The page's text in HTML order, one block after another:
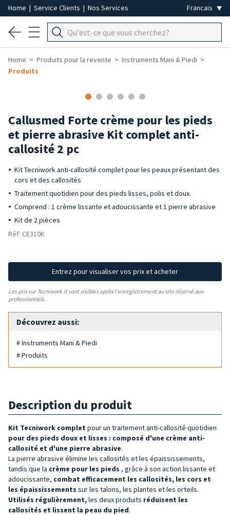
Home | Service Clients | Nos Services
Home Produits pour la revente
Instruments Mani & Piedi
Produits
Callusmed Forte crème pour les pieds
et pierre abrasive Kit complet anti-
callosité 2 pc
Kit Tecniwork anti-callosité complet pour les peaux présentant des
cors et des callosités
Traitement quotidien pour des pieds lisses, polis et doux.
Comprend : 1 crème lissante et adoucissante et 1 pierre abrasive
Kit de 2 pièces
Réf: CE310K
Entrez pour visualiser vos prix et acheter
Les prix sur Tecniwork.it sont visibles après l'enregistrement au site réservé aux
professionnels.
Découvrez aussi:
# Instruments Mani & Piedi
# Produits
Description du produit
Kit Tecniwork complet pourun traitement anti-callosité quotidien
pour des pieds doux et lisses : composé d'une crème anti-
callosité et d'une pierre abrasive.
La pierre abrasive élimine les callosités et les épaississements,
tandis que la crème pour les pieds , grâce à son action lissante et
adoucissante, combat efficacement les callosités, les cors et
les épaississements sur les talons, les plantes et les orteils.
Utilisés régulièrement,les deux produits réduisent les
callosités et lissent la peau du pied.